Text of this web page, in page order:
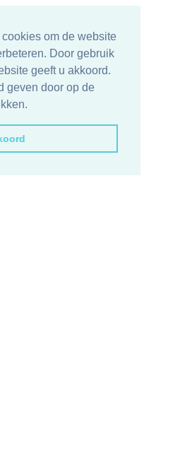
om de website
Door gebruik
geeft u akkoord.
geven door op de